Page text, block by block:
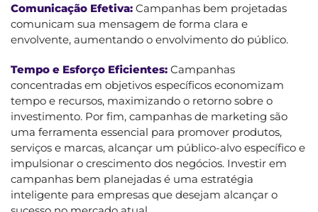
Comunicação Efetiva: Campanhas bem projetadas
comunicam sua mensagem de forma clara e
envolvente, aumentando o envolvimento do público.
Tempo e Esforço Eficientes: Campanhas
concentradas em objetivos específicos economizam
tempo e recursos, maximizando o retorno sobre o
investimento. Por fim, campanhas de marketing são
uma ferramenta essencial para promover produtos,
serviços e marcas, alcançar um público-alvo específico e
impulsionar o crescimento dos negócios. Investir em
campanhas bem planejadas é uma estratégia
inteligente para empresas que desejam alcançar o